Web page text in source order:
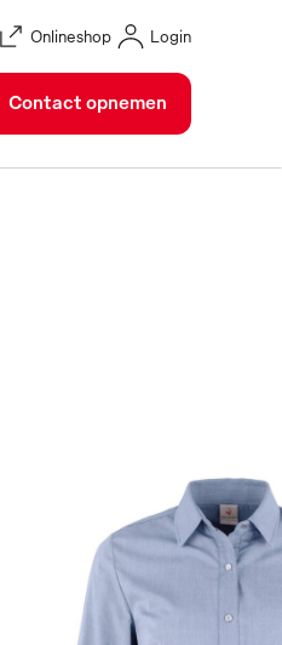
Onlineshop Login
Contact opnemen